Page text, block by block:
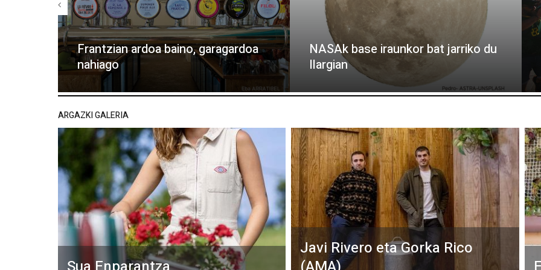
Frantzian ardoa baino, garagardoa
nahiago
NASAk base iraunkor bat jarriko du
Ilargian
ARGAZKI GALERIA
Javi Rivero eta Gorka Rico